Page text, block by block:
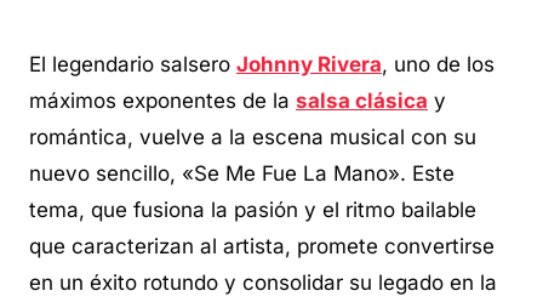
El legendario salsero Johnny Rivera, uno de los
máximos exponentes de la salsa clásica y
romántica, vuelve a la escena musical con su
nuevo sencillo, «Se Me Fue La Mano». Este
tema, que fusiona la pasión y el ritmo bailable
que caracterizan al artista, promete convertirse
en un éxito rotundo y consolidar su legado en la